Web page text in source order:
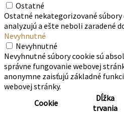
Ostatné
Ostatné nekategorizované súbory
analyzujú a ešte neboli zaradené
Nevyhnutné
Nevyhnutné
Nevyhnutné súbory cookie sú
správne fungovanie webovej
anonymne zaisťujú základné
webovej stránky.
Cookie
Dĺžka
trvania